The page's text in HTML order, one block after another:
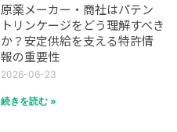
原薬メーカー・商社はパテン
トリンケージをどう理解すべき
か？安定供給を支える特許情
報の重要性
2026-06-23
続きを読む »